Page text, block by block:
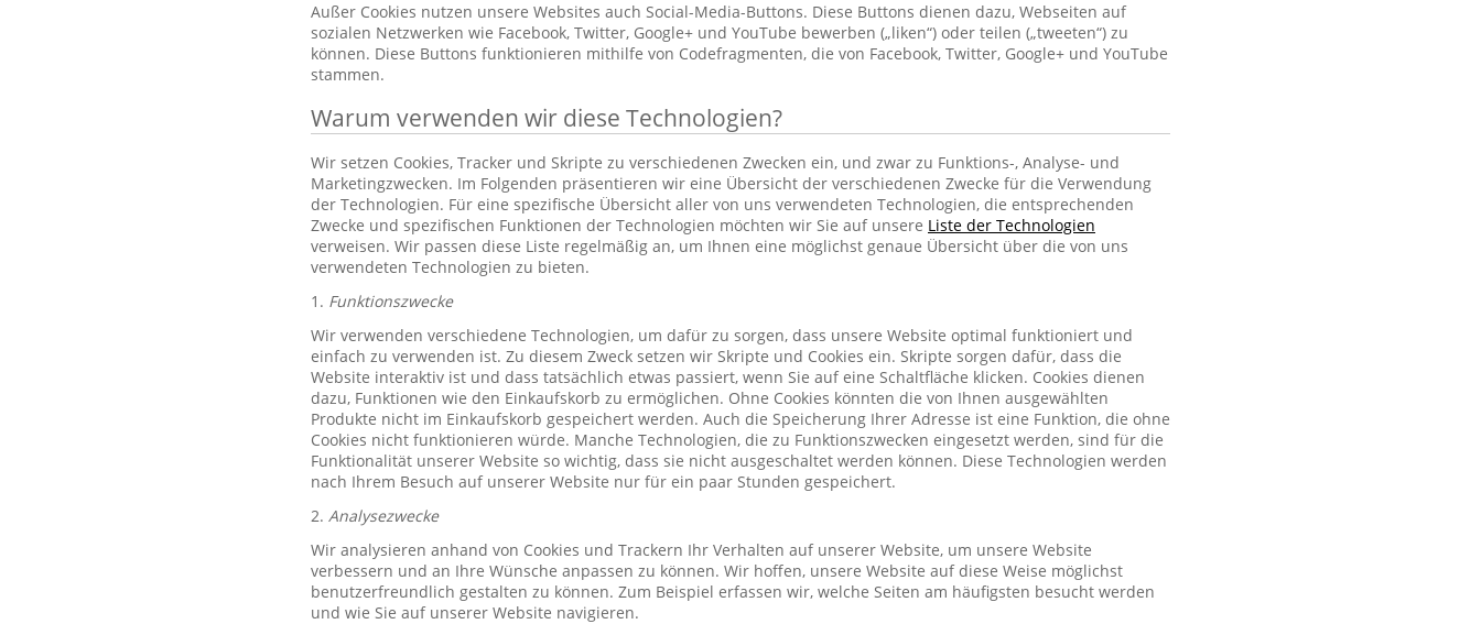
Außer Cookies nutzen unsere Websites auch Social-Media-Buttons. Diese Buttons dienen dazu, Webseiten auf
sozialen Netzwerken wie Facebook, Twitter, Google+ und YouTube bewerben („liken“) oder teilen („tweeten“) zu
können. Diese Buttons funktionieren mithilfe von Codefragmenten, die von Facebook, Twitter, Google+ und YouTube
stammen.
Warum verwenden wir diese Technologien?
Wir setzen Cookies, Tracker und Skripte zu verschiedenen Zwecken ein, und zwar zu Funktions-, Analyse- und
Marketingzwecken. Im Folgenden präsentieren wir eine Übersicht der verschiedenen Zwecke für die Verwendung
der Technologien. Für eine spezifische Übersicht aller von uns verwendeten Technologien, die entsprechenden
Zwecke und spezifischen Funktionen der Technologien möchten wir Sie auf unsere Liste der Technologien
verweisen. Wir passen diese Liste regelmäßig an, um Ihnen eine möglichst genaue Übersicht über die von uns
verwendeten Technologien zu bieten.
1. Funktionszwecke
Wir verwenden verschiedene Technologien, um dafür zu sorgen, dass unsere Website optimal funktioniert und
einfach zu verwenden ist. Zu diesem Zweck setzen wir Skripte und Cookies ein. Skripte sorgen dafür, dass die
Website interaktiv ist und dass tatsächlich etwas passiert, wenn Sie auf eine Schaltfläche klicken. Cookies dienen
dazu, Funktionen wie den Einkaufskorb zu ermöglichen. Ohne Cookies könnten die von Ihnen ausgewählten
Produkte nicht im Einkaufskorb gespeichert werden. Auch die Speicherung Ihrer Adresse ist eine Funktion, die ohne
Cookies nicht funktionieren würde. Manche Technologien, die zu Funktionszwecken eingesetzt werden, sind für die
Funktionalität unserer Website so wichtig, dass sie nicht ausgeschaltet werden können. Diese Technologien werden
nach Ihrem Besuch auf unserer Website nur für ein paar Stunden gespeichert.
2. Analysezwecke
Wir analysieren anhand von Cookies und Trackern Ihr Verhalten auf unserer Website, um unsere Website
verbessern und an Ihre Wünsche anpassen zu können. Wir hoffen, unsere Website auf diese Weise möglichst
benutzerfreundlich gestalten zu können. Zum Beispiel erfassen wir, welche Seiten am häufigsten besucht werden
und wie Sie auf unserer Website navigieren.